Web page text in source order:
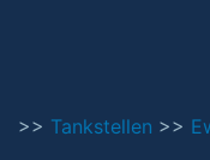
>> Tankstellen >>